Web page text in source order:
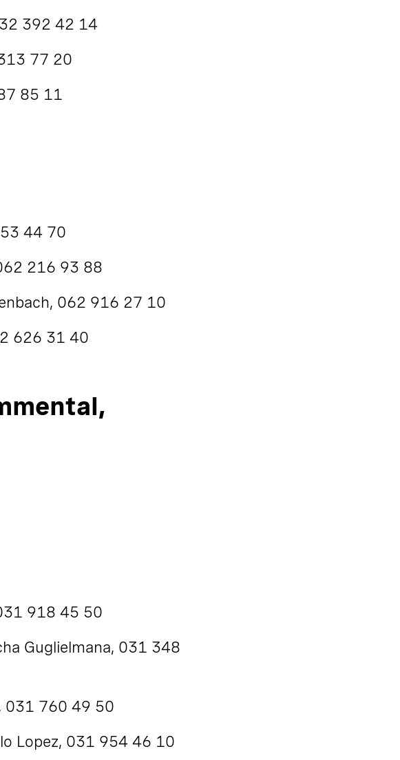
392 42 14
77 20
85 11
44 70
216 93 88
062 916 27 10
626 31 40
918 45 50
Guglielmana, 031 348
031 760 49 50
Lopez, 031 954 46 10